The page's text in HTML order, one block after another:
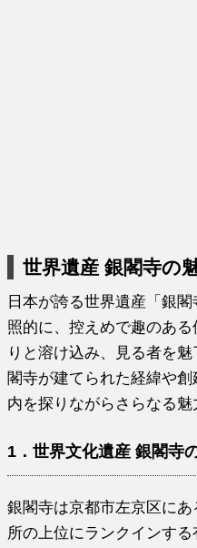
世界遺産 銀閣寺の
日本が誇る世界遺産「銀
照的に、控えめで趣のあ
りと溶け込み、見る者を
閣寺が建てられた経緯や
内を探りながらさらなる魅
1．世界文化遺産 銀閣寺
銀閣寺は京都市左京区に
所の上位にランクインす